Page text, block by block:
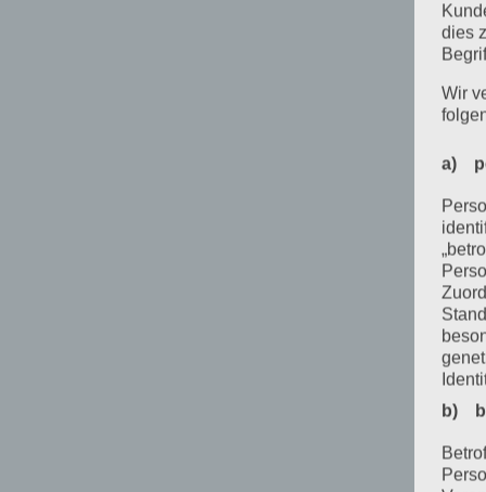
dies
Wir
a)
b)